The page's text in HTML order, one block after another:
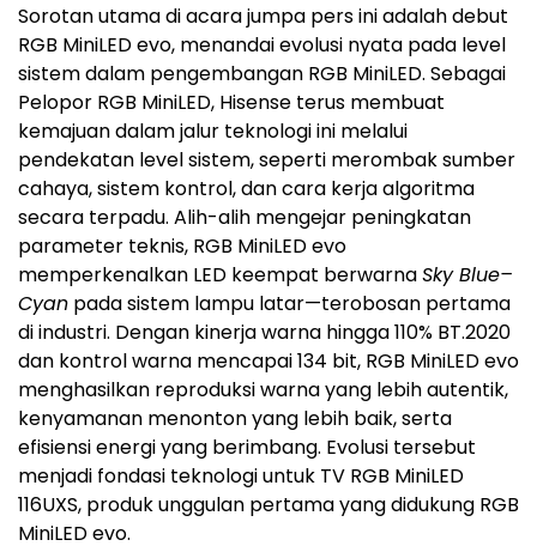
Sorotan utama di acara jumpa pers ini adalah debut
RGB MiniLED evo, menandai evolusi nyata pada level
sistem dalam pengembangan RGB MiniLED. Sebagai
Pelopor RGB MiniLED, Hisense terus membuat
kemajuan dalam jalur teknologi ini melalui
pendekatan level sistem, seperti merombak sumber
cahaya, sistem kontrol, dan cara kerja algoritma
secara terpadu. Alih-alih mengejar peningkatan
parameter teknis, RGB MiniLED evo
memperkenalkan LED keempat berwarnaSky Blue–
Cyan pada sistem lampu latar—terobosan pertama
di industri. Dengan kinerja warna hingga 110% BT.2020
dan kontrol warna mencapai 134 bit, RGB MiniLED evo
menghasilkan reproduksi warna yang lebih autentik,
kenyamanan menonton yang lebih baik, serta
efisiensi energi yang berimbang. Evolusi tersebut
menjadi fondasi teknologi untuk TV RGB MiniLED
116UXS, produk unggulan pertama yang didukung RGB
MiniLED evo.